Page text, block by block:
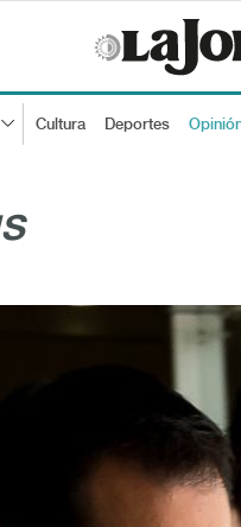
Cultura Deportes